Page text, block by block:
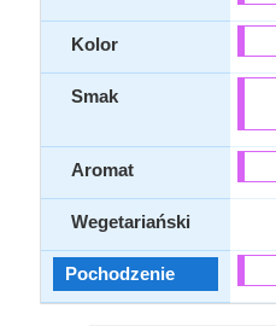
Kolor
Smak
Aromat
Wegetariański
Pochodzenie